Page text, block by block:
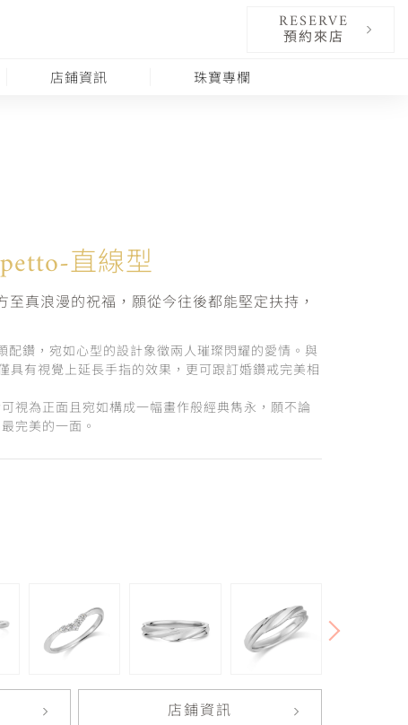
RESERVE
預約來店
店鋪資訊 珠寶專欄
直線型
至真浪漫的祝福，願從今往後都能堅定扶持，
配鑽，宛如心型的設計象徵兩人璀璨閃耀的愛情。與
具有視覺上延長手指的效果，更可跟訂婚鑽戒完美相
視為正面且宛如構成一幅畫作般經典雋永，願不論
完美的一面。
店鋪資訊